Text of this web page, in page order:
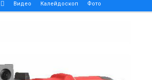
Видео Калейдоскоп Фото